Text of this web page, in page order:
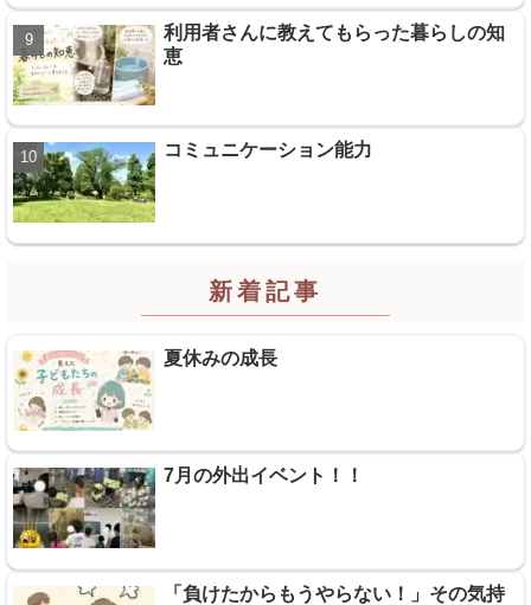
利用者さんに教えてもらった暮らしの知
恵
コミュニケーション能力
新着記事
夏休みの成長
7月の外出イベント！！
「負けたからもうやらない！」その気持